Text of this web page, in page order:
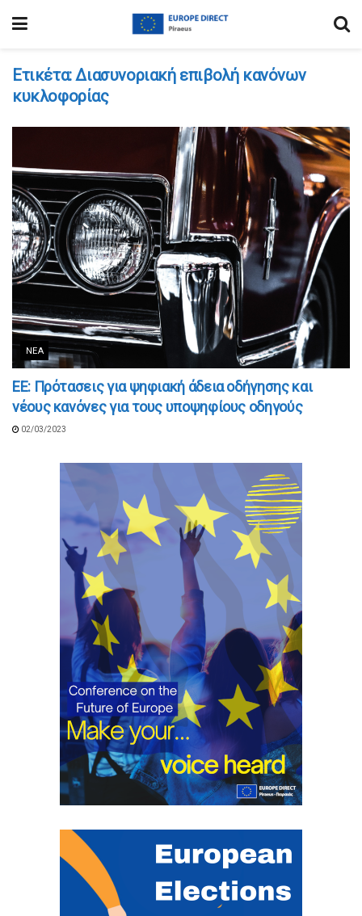
Ετικέτα:Διασυνοριακή επιβολή κανόνων
κυκλοφορίας
ΝΈΑ
EE: Πρότασεις για ψηφιακή άδεια οδήγησης και
νέους κανόνες για τους υποψηφίους οδηγούς
02/03/2023